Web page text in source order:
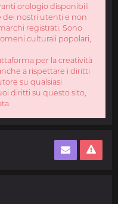
orologio disponibili
dei nostri utenti e non
registrati. Sono
culturali popolari,
per la creatività
a rispettare i diritti
su qualsiasi
diritti su questo sito,